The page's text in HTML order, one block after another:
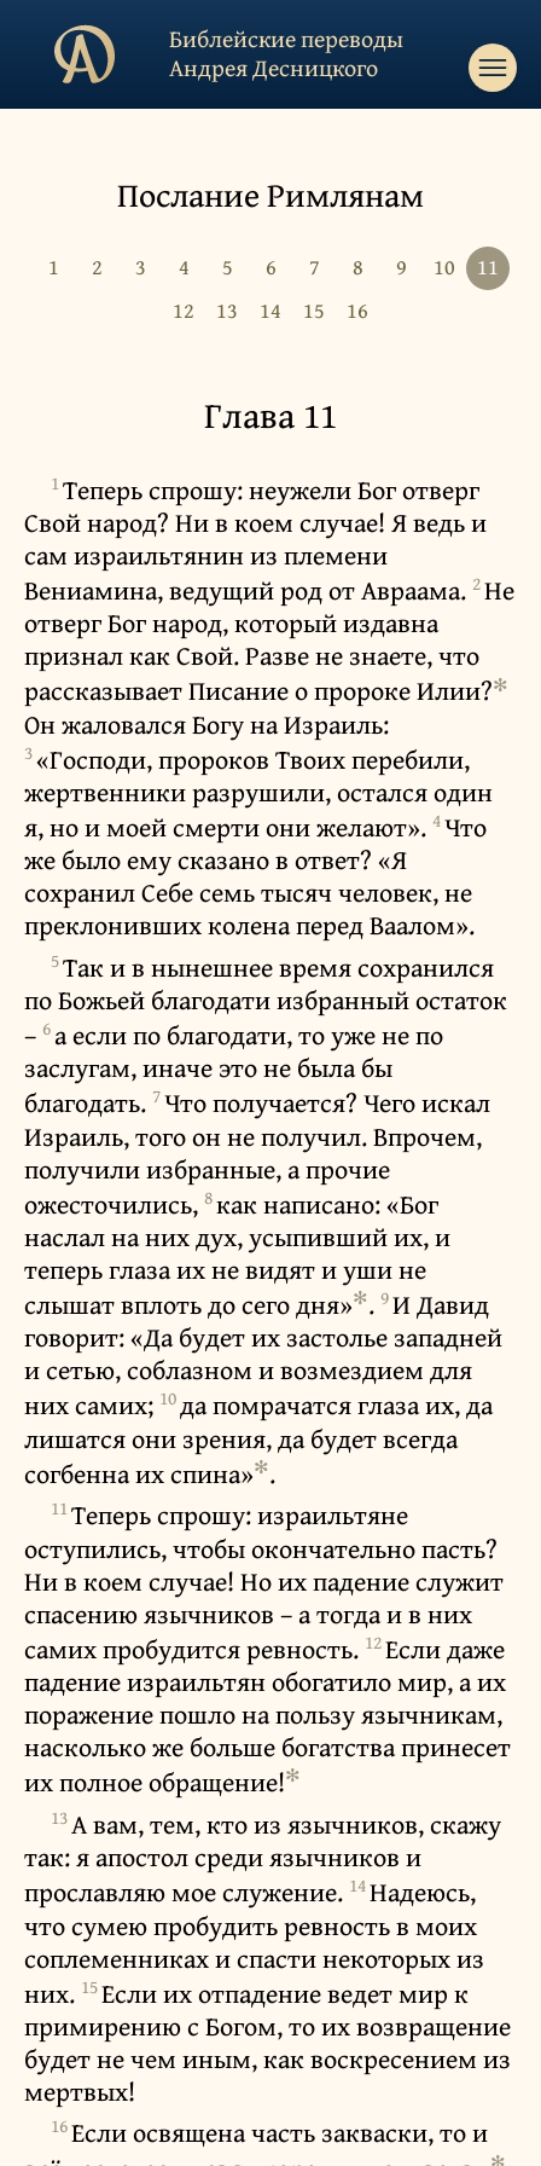
Библейские переводы
Андрея Десницкого
Послание Римлянам
1 2 3 4 5 6 7 8 9 10
11
12
13 14 15 16
Глава 11
1Теперь спрошу: неужели Бог отверг
Свой народ? Ни в коем случае! Я ведь и
сам израильтянин из племени
Вениамина, ведущий род от Авраама. 2Не
отверг Бог народ, который издавна
признал как Свой. Разве не знаете, что
рассказывает Писание о пророке Илии?✻
Он жаловался Богу на Израиль:
3«Господи, пророков Твоих перебили,
жертвенники разрушили, остался один
я, но и моей смерти они желают». 4Что
же было ему сказано в ответ? «Я
сохранил Себе семь тысяч человек, не
преклонивших колена перед Ваалом».
5Так и в нынешнее время сохранился
по Божьей благодати избранный остаток
– 6а если по благодати, то уже не по
заслугам, иначе это не была бы
благодать. 7Что получается? Чего искал
Израиль, того он не получил. Впрочем,
получили избранные, а прочие
ожесточились, 8как написано: «Бог
наслал на них дух, усыпивший их, и
теперь глаза их не видят и уши не
слышат вплоть до сего дня»✻. 9И Давид
говорит: «Да будет их застолье западней
и сетью, соблазном и возмездием для
них самих; 10да помрачатся глаза их, да
лишатся они зрения, да будет всегда
согбенна их спина»✻.
11Теперь спрошу: израильтяне
оступились, чтобы окончательно пасть?
Ни в коем случае! Но их падение служит
спасению язычников – а тогда и в них
самих пробудится ревность. 12Если даже
падение израильтян обогатило мир, а их
поражение пошло на пользу язычникам,
насколько же больше богатства принесет
их полное обращение!✻
13А вам, тем, кто из язычников, скажу
так: я апостол среди язычников и
прославляю мое служение. 14Надеюсь,
что сумею пробудить ревность в моих
соплеменниках и спасти некоторых из
них. 15Если их отпадение ведет мир к
примирению с Богом, то их возвращение
будет не чем иным, как воскресением из
мертвых!
16Если освящена часть закваски, то и